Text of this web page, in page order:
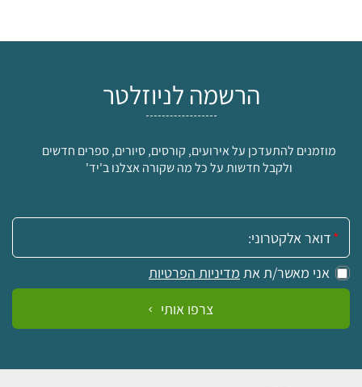
הרשמה לניוזלטר
מוזמנים להתעדכן על אירועים, קורסים, סיורים, ספרים חדשים
ולקבל חדשות על כל מה שקורה אצלנו ב'יד'
אימייל:
אני מאשר/ת את מדיניות הפרטיות
צרפו אותי